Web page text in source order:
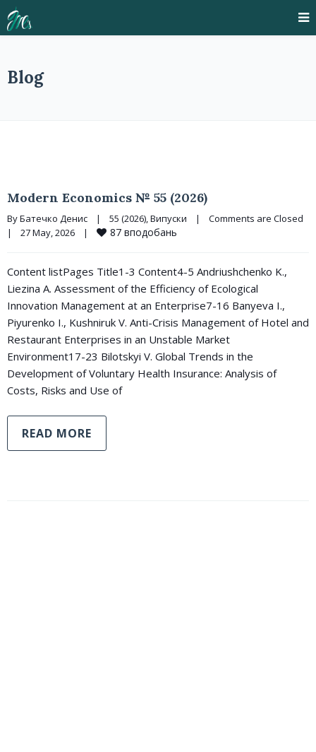
Blog
Modern Economics № 55 (2026)
By Батечко Денис | 55 (2026), Випуски |
Comments are Closed
|
27 May, 2026 | 87 вподобань
Content listPages Title1-3 Content4-5 Andriushchenko K.,
Liezina A. Assessment of the Efficiency of Ecological
Innovation Management at an Enterprise7-16 Banyeva I.,
Piyurenko I., Kushniruk V. Anti-Crisis Management of Hotel and
Restaurant Enterprises in an Unstable Market
Environment17-23 Bilotskyi V. Global Trends in the
Development of Voluntary Health Insurance: Analysis of
Costs, Risks and Use of
READ MORE